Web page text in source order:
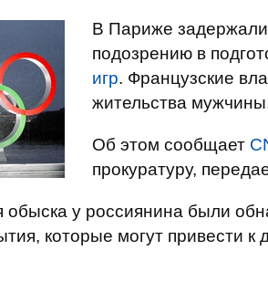
В Париже
подозрению в
игр. Французские
жительства
Об этом сообщает
прокуратуру,
обыска у россиянина были
которые могут привести